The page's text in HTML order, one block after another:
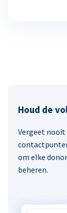
Houd de
Vergeet nooit
om elke
beheren.